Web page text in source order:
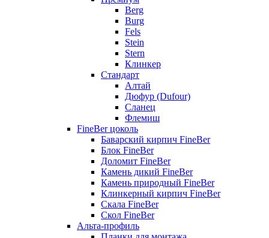
Berg
Burg
Fels
Stein
Stern
Клинкер
Стандарт
Алтай
Дюфур (Dufour)
Сланец
Флемиш
FineBer цоколь
Баварский кирпич FineBer
Блок FineBer
Доломит FineBer
Камень дикий FineBer
Камень природный FineBer
Клинкерный кирпич FineBer
Скала FineBer
Скол FineBer
Альта-профиль